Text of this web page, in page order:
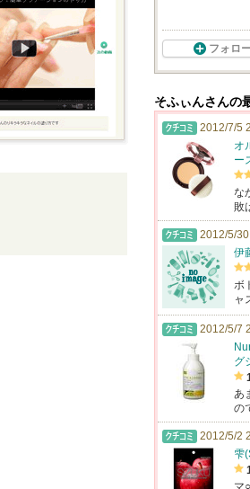
フォロ
そふぃんさんの
2012/7/5
オ
ー
な
敗
2012/5/
伊
ボ
ャ
2012/5/7
グ
あ
の
2012/5/2
雫
マ